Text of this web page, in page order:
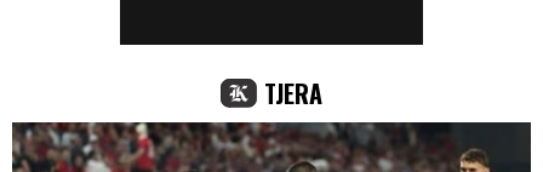
TJERA